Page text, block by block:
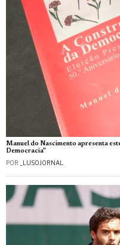
Manuel do Nascimento apresenta
Democracia”
POR _LUSOJORNAL